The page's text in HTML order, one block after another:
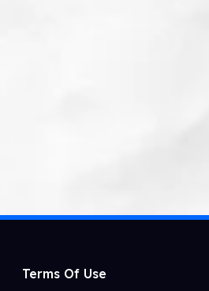
Terms Of Use